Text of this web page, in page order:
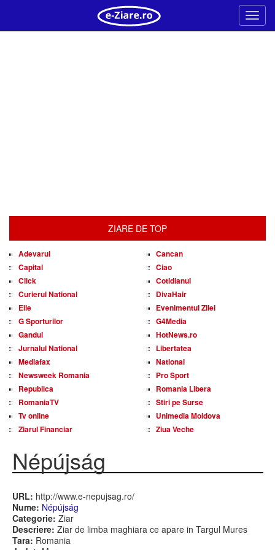
Meniu
ZIARE DE TOP
Adevarul
Cancan
Capital
Ciao
Click
Cotidianul
Curierul National
DivaHair
Elle
Evenimentul Zilei
G Sporturilor
G4Media
Gandul
HotNews.ro
Jurnalul National
Libertatea
Mediafax
National
Newsweek Romania
Pro Sport
Republica
Romania Libera
RomaniaTV
Stiri pe Surse
Tv online
Unimedia Moldova
Ziarul Financiar
Ziua Veche
Népújság
URL: http://www.e-nepujsag.ro/
Nume: Népújság
Categorie: Ziar
Descriere: Ziar de limba maghiara ce apare in Targul Mures
Tara: Romania